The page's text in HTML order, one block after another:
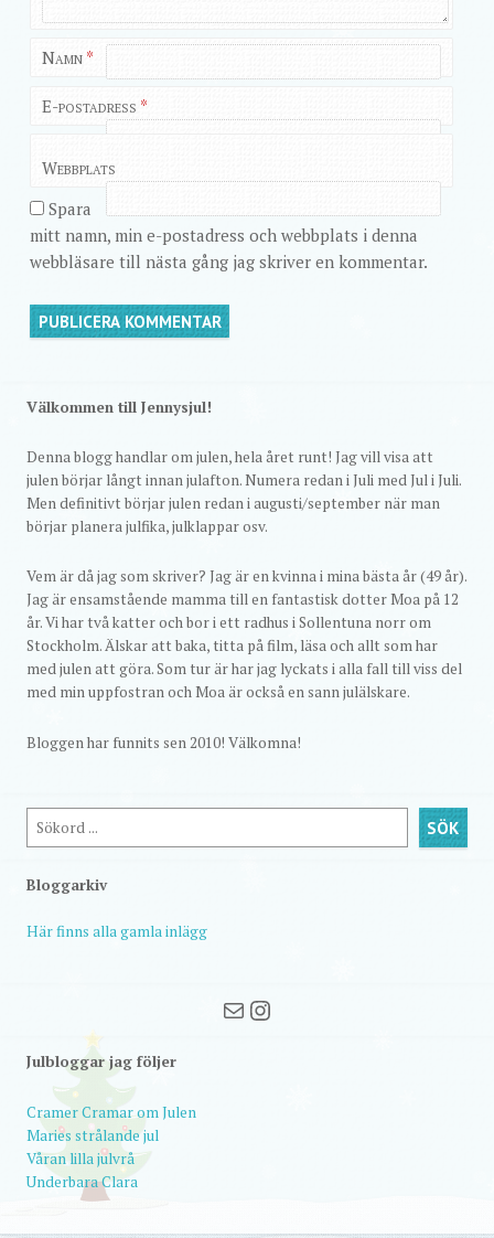
Namn *
E-postadress *
Webbplats
Spara
mitt namn, min e-postadress och webbplats i denna
webbläsare till nästa gång jag skriver en kommentar.
Välkommen till Jennysjul!
Denna blogg handlar om julen, hela året runt! Jag vill visa att
julen börjar långt innan julafton. Numera redan i Juli med Jul i Juli.
Men definitivt börjar julen redan i augusti/september när man
börjar planera julfika, julklappar osv.
Vem är då jag som skriver? Jag är en kvinna i mina bästa år (49 år).
Jag är ensamstående mamma till en fantastisk dotter Moa på 12
år. Vi har två katter och bor i ett radhus i Sollentuna norr om
Stockholm. Älskar att baka, titta på film, läsa och allt som har
med julen att göra. Som tur är har jag lyckats i alla fall till viss del
med min uppfostran och Moa är också en sann julälskare.
Bloggen har funnits sen 2010! Välkomna!
Sök SÖK
Bloggarkiv
Här finns alla gamla inlägg
MailInstagram
Julbloggar jag följer
Cramer Cramar om Julen
Maries strålande jul
Våran lilla julvrå
Underbara Clara